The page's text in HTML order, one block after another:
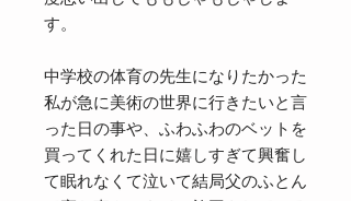
す。
中学校の体育の先生になりたかった
私が急に美術の世界に行きたいと言
った日の事や、ふわふわのベットを
買ってくれた日に嬉しすぎて興奮し
て眠れなくて泣いて結局父のふとん